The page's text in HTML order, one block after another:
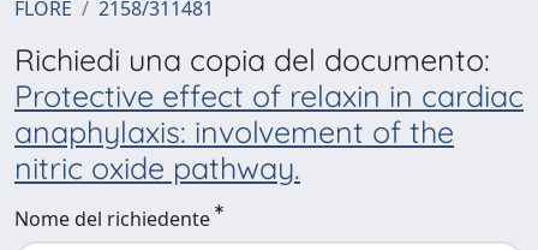
FLORE 2158/311481
Richiedi una copia del documento:
Protective effect of relaxin in cardiac
anaphylaxis: involvement of the
nitric oxide pathway.
Nome del richiedente